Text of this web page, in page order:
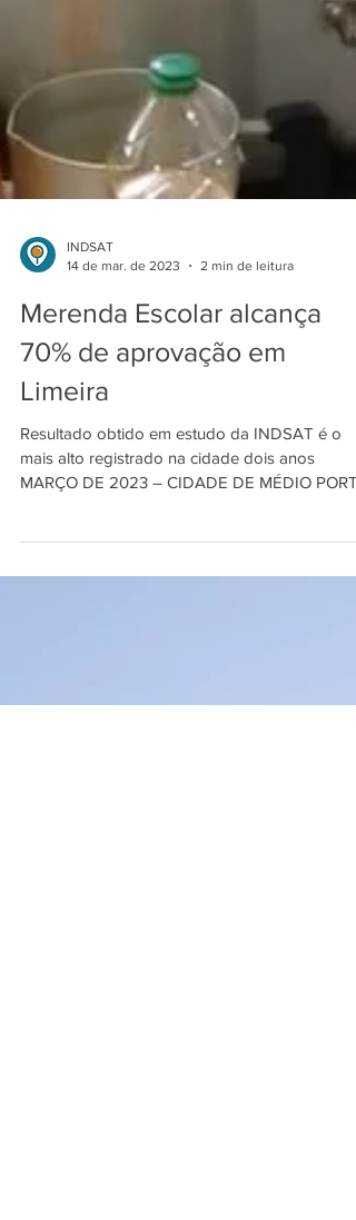
14 de mar. de 2023
2 min de leitura
Merenda Escolar alcança
70% de aprovação em
Limeira
mais alto registrado na cidade dois anos
MARÇO DE 2023 – CIDADE DE MÉDIO